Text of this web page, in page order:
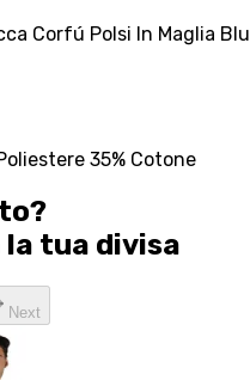
Corfú Polsi In Maglia Blu
35% Cotone
la tua divisa
Next